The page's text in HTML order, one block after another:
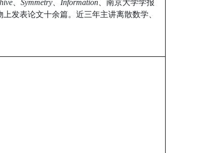
、 Symmetry、 Information、南京大学学报
发表论文十余篇。近三年主讲离散数学、